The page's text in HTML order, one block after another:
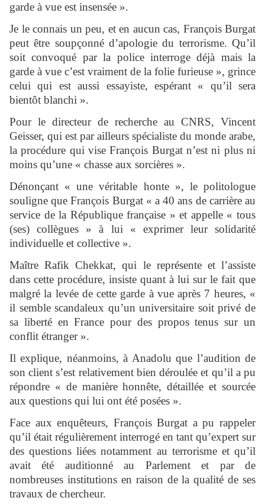
garde à vue est insensée ».
Je le connais un peu, et en aucun cas, François Burgat
peut être soupçonné d’apologie du terrorisme. Qu’il
soit convoqué par la police interroge déjà mais la
garde à vue c’est vraiment de la folie furieuse », grince
celui qui est aussi essayiste, espérant « qu’il sera
bientôt blanchi ».
Pour le directeur de recherche au CNRS, Vincent
Geisser, qui est par ailleurs spécialiste du monde arabe,
la procédure qui vise François Burgat n’est ni plus ni
moins qu’une « chasse aux sorcières ».
Dénonçant « une véritable honte », le politologue
souligne que François Burgat « a 40 ans de carrière au
service de la République française » et appelle « tous
(ses) collègues » à lui « exprimer leur solidarité
individuelle et collective ».
Maître Rafik Chekkat, qui le représente et l’assiste
dans cette procédure, insiste quant à lui sur le fait que
malgré la levée de cette garde à vue après 7 heures, «
il semble scandaleux qu’un universitaire soit privé de
sa liberté en France pour des propos tenus sur un
conflit étranger ».
Il explique, néanmoins, à Anadolu que l’audition de
son client s’est relativement bien déroulée et qu’il a pu
répondre « de manière honnête, détaillée et sourcée
aux questions qui lui ont été posées ».
Face aux enquêteurs, François Burgat a pu rappeler
qu’il était régulièrement interrogé en tant qu’expert sur
des questions liées notamment au terrorisme et qu’il
avait été auditionné au Parlement et par de
nombreuses institutions en raison de la qualité de ses
travaux de chercheur.